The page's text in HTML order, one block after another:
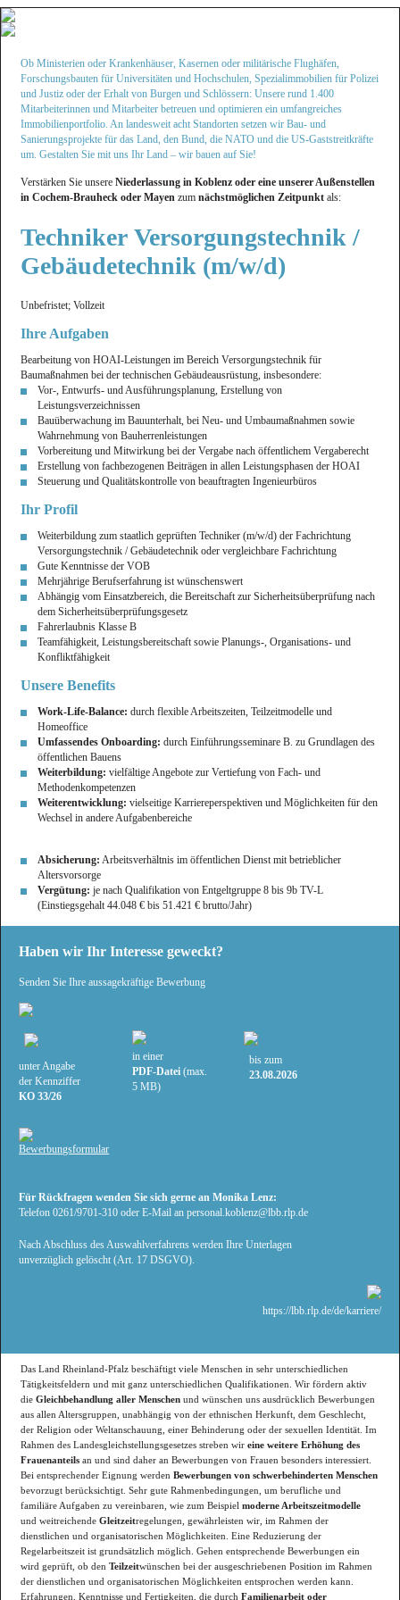
Ob Ministerien oder Krankenhäuser, Kasernen oder militärische Flughäfen,
Forschungsbauten für Universitäten und Hochschulen, Spezialimmobilien für Polizei
und Justiz oder der Erhalt von Burgen und Schlössern: Unsere rund 1.400
Mitarbeiterinnen und Mitarbeiter betreuen und optimieren ein umfangreiches
Immobilienportfolio. An landesweit acht Standorten setzen wir Bau- und
Sanierungs­projekte für das Land, den Bund, die NATO und die US-Gaststreitkräfte
um. Gestalten Sie mit uns Ihr Land – wir bauen auf Sie!
Verstärken Sie unsereNiederlassung in Koblenz oder eine unserer Außenstellen
in Cochem-Brauheck oder Mayenzum nächstmöglichen Zeitpunkt als:
Techniker Versorgungstechnik /
Gebäudetechnik (m/w/d)
Unbefristet; Vollzeit
Ihre Aufgaben
Bearbeitung von HOAI-Leistungen im Bereich Versorgungstechnik für
Baumaßnahmen bei der technischen Gebäudeausrüstung, insbesondere:
Vor-, Entwurfs- und Ausführungsplanung, Erstellung von
Leistungsverzeichnissen
Bauüberwachung im Bauunterhalt, bei Neu- und Umbaumaßnahmen sowie
Wahrnehmung von Bauherrenleistungen
Vorbereitung und Mitwirkung bei der Vergabe nach öffentlichem Vergaberecht
Erstellung von fachbezogenen Beiträgen in allen Leistungsphasen der HOAI
Steuerung und Qualitätskontrolle von beauftragten Ingenieurbüros
Ihr Profil
Weiterbildung zum staatlich geprüften Techniker (m/w/d) der Fachrichtung
Versorgungstechnik / Gebäudetechnik oder vergleichbare Fachrichtung
Gute Kenntnisse der VOB
Mehrjährige Berufserfahrung ist wünschenswert
Abhängig vom Einsatzbereich, die Bereitschaft zur Sicherheitsüberprüfung nach
dem Sicherheitsüberprüfungsgesetz
Fahrerlaubnis Klasse B
Teamfähigkeit, Leistungsbereitschaft sowie Planungs-, Organisations- und
Konfliktfähigkeit
Unsere Benefits
Work-Life-Balance: durch flexible Arbeitszeiten, Teilzeitmodelle und
Homeoffice
Umfassendes Onboarding: durch Einführungsseminare B. zu Grundlagen des
öffentlichen Bauens
Weiterbildung: vielfältige Angebote zur Vertiefung von Fach- und
Methodenkompetenzen
Weiterentwicklung: vielseitige Karriereperspektiven und Möglichkeiten für den
Wechsel in andere Aufgabenbereiche
Absicherung: Arbeitsverhältnis im öffentlichen Dienst mit betrieblicher
Altersvorsorge
Vergütung: je nach Qualifikation von Entgeltgruppe 8 bis 9b TV-L
(Einstiegsgehalt 44.048 € bis 51.421 € brutto/Jahr)
Haben wir Ihr Interesse geweckt?
Senden Sie Ihre aussagekräftige Bewerbung
unter Angabe
der Kennziffer
KO 33/26
in einer
PDF-Datei(max.
5 MB)
bis zum
23.08.2026
Bewerbungsformular
Für Rückfragen wenden Sie sich gerne an Monika Lenz:
Telefon 0261/9701-310 oder E-Mail an personal.koblenz@lbb.rlp.de
Nach Abschluss des Auswahlverfahrens werden Ihre Unterlagen
unverzüglich gelöscht (Art. 17 DSGVO).
https://lbb.rlp.de/de/karriere/
Das Land Rheinland-Pfalz beschäftigt viele Menschen in sehr unterschiedlichen
Tätigkeitsfeldern und mit ganz unterschiedlichen Qualifikationen. Wir fördern aktiv
dieGleichbehandlung aller Menschen und wünschen uns ausdrücklich Bewerbungen
aus allen Altersgruppen, unabhängig von der ethnischen Herkunft, dem Geschlecht,
der Religion oder Weltanschauung, einer Behinderung oder der sexuellen Identität. Im
Rahmen des Landesgleichstellungsgesetzes streben wireine weitere Erhöhung des
Frauenanteils an und sind daher an Bewerbungen von Frauen besonders interessiert.
Bei entsprechender Eignung werdenBewerbungen von schwerbehinderten Menschen
bevorzugt berücksichtigt. Sehr gute Rahmenbedingungen, um berufliche und
familiäre Aufgaben zu vereinbaren, wie zum Beispielmoderne Arbeitszeitmodelle
und weitreichendeGleitzeitregelungen, gewährleisten wir, im Rahmen der
dienstlichen und organisatorischen Möglichkeiten. Eine Reduzierung der
Regelarbeitszeit ist grundsätzlich möglich. Gehen entsprechende Bewerbungen ein
wird geprüft, ob denTeilzeitwünschen bei der ausgeschriebenen Position im Rahmen
der dienstlichen und organisatorischen Möglichkeiten entsprochen werden kann.
Erfahrungen, Kenntnisse und Fertigkeiten, die durchFamilienarbeit oder